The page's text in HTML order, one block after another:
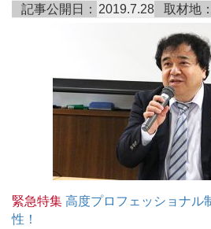
記事公開日： 2019.7.28 取材地：
緊急特集 高度プロフェッショナル
性！